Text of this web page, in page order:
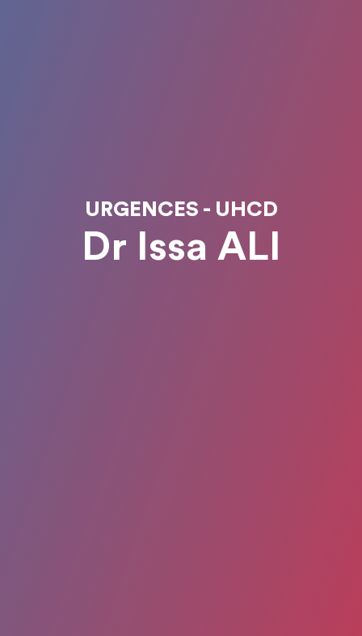
URGENCES - UHCD
Dr Issa ALI